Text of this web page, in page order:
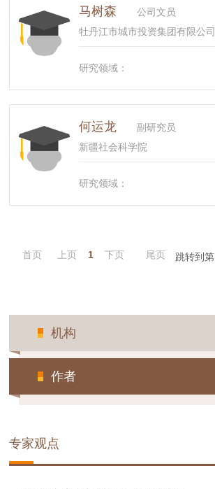
马树森
公司文员
牡丹江市城市投资集团有限公司
研究领域：
何运龙
副研究员
新疆社会科学院
研究领域：
首页 上页 1 下页 尾页 跳转到第
机构
作者
专家观点